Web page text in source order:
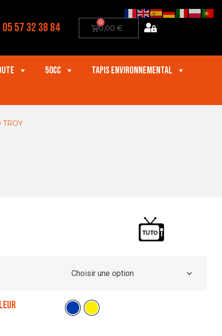
05 57 32 38 84 0,00 €
0
50cc
Tapis Environnemental
TROY